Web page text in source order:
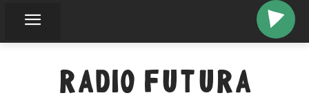
RADIO FUTURA